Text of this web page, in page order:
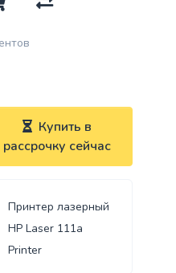
Купить в
рассрочку сейчас
Принтер лазерный
HP Laser 111a
Printer